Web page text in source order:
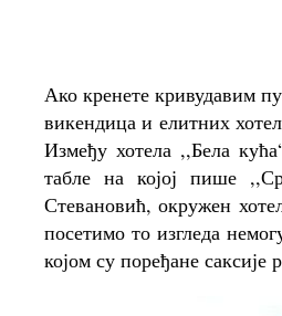
Ако кренете кривудавим
викендица и елитних
Између хотела ,,Бела
табле на којој пише
Стевановић, окружен
посетимо то изгледа
којом су поређане саксије